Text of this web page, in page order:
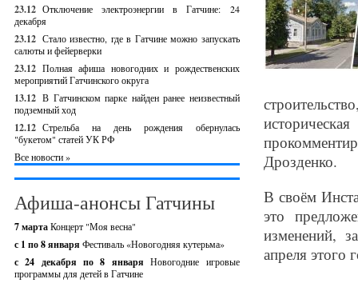
23.12 Отключение электроэнергии в Гатчине: 24
декабря
23.12 Стало известно, где в Гатчине можно запускать
салюты и фейерверки
23.12 Полная афиша новогодних и рождественских
мероприятий Гатчинского округа
13.12 В Гатчинском парке найден ранее неизвестный
подземный ход
12.12 Стрельба на день рождения обернулась
"букетом" статей УК РФ
Все новости »
Афиша-анонсы Гатчины
7 мартаКонцерт "Моя весна"
с 1 по 8 января Фестиваль «Новогодняя кутерьма»
с 24 декабря по 8 январяНовогодние игровые
программы для детей в Гатчине
Дрозденко.
В своём
это
изменений,
апреля этого